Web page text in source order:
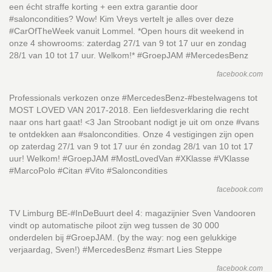
een écht straffe korting + een extra garantie door
#saloncondities? Wow! Kim Vreys vertelt je alles over deze
#CarOfTheWeek vanuit Lommel. *Open hours dit weekend in
onze 4 showrooms: zaterdag 27/1 van 9 tot 17 uur en zondag
28/1 van 10 tot 17 uur. Welkom!* #GroepJAM #MercedesBenz
facebook.com
Professionals verkozen onze #MercedesBenz-#bestelwagens tot
MOST LOVED VAN 2017-2018. Een liefdesverklaring die recht
naar ons hart gaat! <3 Jan Stroobant nodigt je uit om onze #vans
te ontdekken aan #saloncondities. Onze 4 vestigingen zijn open
op zaterdag 27/1 van 9 tot 17 uur én zondag 28/1 van 10 tot 17
uur! Welkom! #GroepJAM #MostLovedVan #XKlasse #VKlasse
#MarcoPolo #Citan #Vito #Saloncondities
facebook.com
TV Limburg BE-#InDeBuurt deel 4: magazijnier Sven Vandooren
vindt op automatische piloot zijn weg tussen de 30 000
onderdelen bij #GroepJAM. (by the way: nog een gelukkige
verjaardag, Sven!) #MercedesBenz #smart Lies Steppe
facebook.com